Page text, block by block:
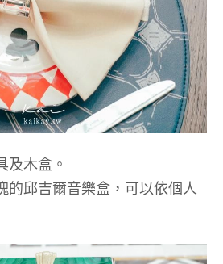
及木盒。
的邱吉爾音樂盒，可以依個人